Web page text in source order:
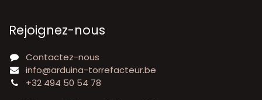
Rejoignez-nous
Contactez-nous
info@arduina-torrefacteur.be
+32 494 50 54 78